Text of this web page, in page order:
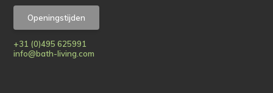
Openingstijden
+31 (0)495 625991
info@bath-living.com